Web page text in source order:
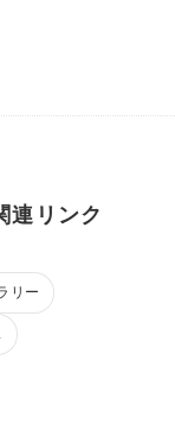
連リンク
リー